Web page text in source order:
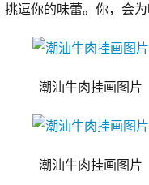
逗你的味蕾。你，会为
潮汕牛肉挂画图片
潮汕牛肉挂画图片